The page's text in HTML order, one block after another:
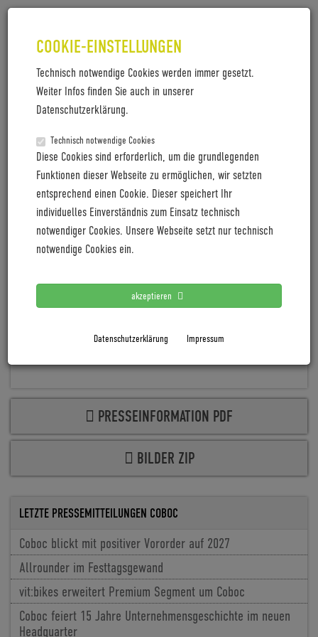
COOKIE-EINSTELLUNGEN
Technisch notwendige Cookies werden immer gesetzt.
Weiter Infos finden Sie auch in unserer
Datenschutzerklärung.
Technisch notwendige Cookies
Diese Cookies sind erforderlich, um die grundlegenden
Funktionen dieser Webseite zu ermöglichen, wir setzten
entsprechend einen Cookie. Dieser speichert Ihr
individuelles Einverständnis zum Einsatz technisch
notwendiger Cookies. Unsere Webseite setzt nur technisch
notwendige Cookies ein.
akzeptieren
Datenschutzerklärung Impressum
COBOC ELEKTRISIERT DAS
TRAININGSLAGER DER TSG
HOFFENHEIM
Heidelberger E-Bike-Experte unterstützt
Fußballmannschaft mit exklusiven E-Bikes im
PRESSEINFORMATION PDF
BILDER ZIP
LETZTE PRESSEMITTEILUNGEN COBOC
Coboc blickt mit positiver Vororder auf 2027
Allrounder im Festtagsgewand
vit:bikes erweitert Premium Segment um Coboc
Coboc feiert 15 Jahre Unternehmensgeschichte im neuen
Headquarter